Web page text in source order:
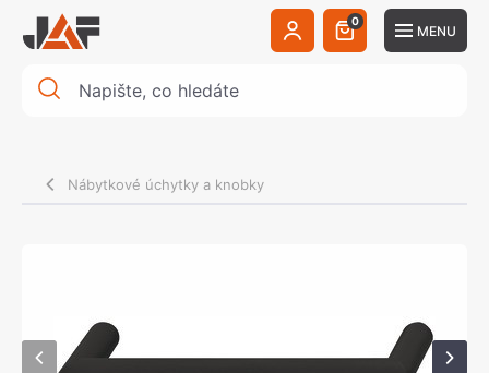
0
MENU
Nábytkové úchytky a knobky